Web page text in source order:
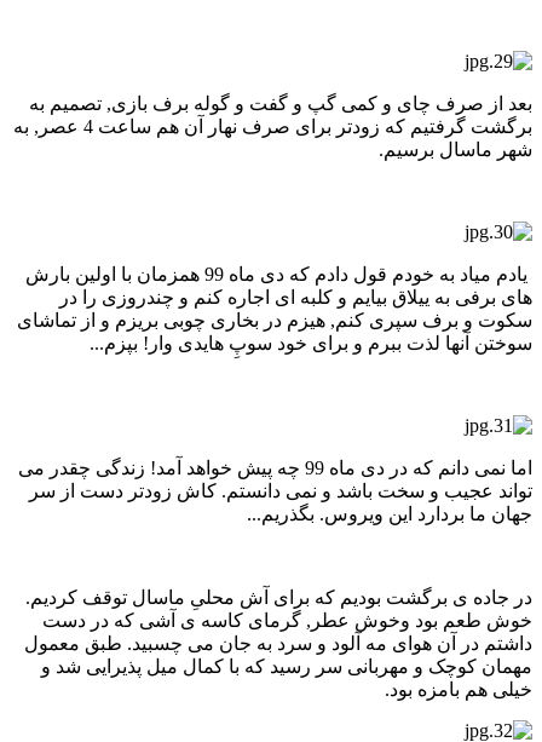
بعد از صرف چای و کمی گپ و گفت و گوله برف بازی, تصمیم به
برگشت گرفتیم که زودتر برای صرف نهار آن هم ساعت 4 عصر, به
شهر ماسال برسیم.
یادم میاد به خودم قول دادم که دی ماه 99 همزمان با اولین بارش
های برفی به ییلاق بیایم و کلبه ای اجاره کنم و چندروزی را در
سکوت و برف سپری کنم, هیزم در بخاری چوبی بریزم و از تماشای
سوختن آنها لذت ببرم و برای خود سوپِ هایدی وار! بپزم...
اما نمی دانم که در دی ماه 99 چه پیش خواهد آمد! زندگی چقدر می
تواند عجیب و سخت باشد و نمی دانستم. کاش زودتر دست از سر
جهان ما بردارد این ویروس. بگذریم...
در جاده ی برگشت بودیم که برای آش محلیِ ماسال توقف کردیم.
خوش طعم بود وخوش عطر, گرمای کاسه ی آشی که در دست
داشتم در آن هوای مه آلود و سرد به جان می چسبید. طبق معمول
مهمان کوچک و مهربانی سر رسید که با کمال میل پذیرایی شد و
خیلی هم بامزه بود.